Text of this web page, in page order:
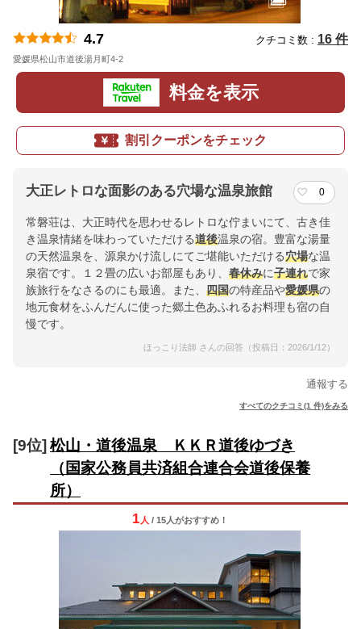
4.7 クチコミ数 : 16 件
愛媛県松山市道後湯月町4-2
料金を表示
割引クーポンをチェック
大正レトロな面影のある穴場な温泉旅館 0
常磐荘は、大正時代を思わせるレトロな佇まいにて、古き佳
き温泉情緒を味わっていただける道後温泉の宿。豊富な湯量
の天然温泉を、源泉かけ流しにてご堪能いただける穴場な温
泉宿です。１２畳の広いお部屋もあり、 春休みに子連れで家
族旅行をなさるのにも最適。また、 四国の特産品や愛媛県の
地元食材をふんだんに使った郷土色あふれるお料理も宿の自
慢です。
ほっこり法師 さんの回答（投稿日：2026/1/12）
通報する
すべてのクチコミ(1 件)をみる
[9位] 松山・道後温泉 ＫＫＲ道後ゆづき
（国家公務員共済組合連合会道後保養
所）
1 人 / 15人がおすすめ！